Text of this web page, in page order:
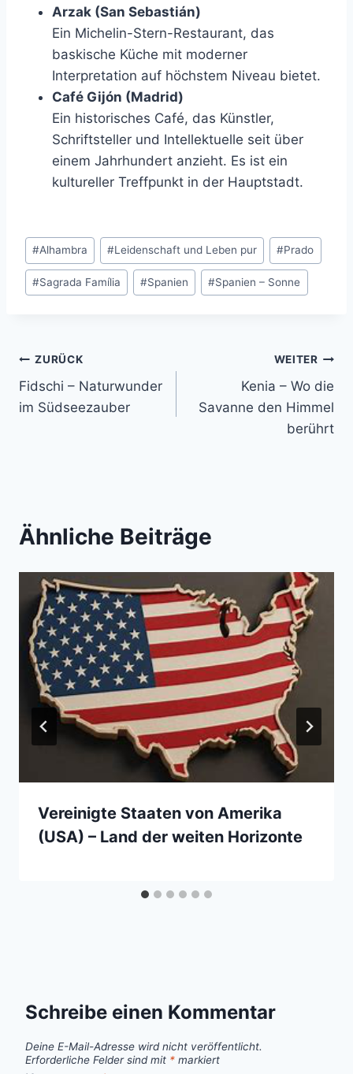
Arzak (San Sebastián)
Ein Michelin-Stern-Restaurant, das
baskische Küche mit moderner
Interpretation auf höchstem Niveau bietet.
Café Gijón (Madrid)
Ein historisches Café, das Künstler,
Schriftsteller und Intellektuelle seit über
einem Jahrhundert anzieht. Es ist ein
kultureller Treffpunkt in der Hauptstadt.
Schlagworte:
#Alhambra #Leidenschaft und Leben pur #Prado
#Sagrada Família #Spanien #Spanien – Sonne
Beitragsnavigation
ZURÜCK
Fidschi – Naturwunder
im Südseezauber
WEITER
Kenia – Wo die
Savanne den Himmel
berührt
Ähnliche Beiträge
Vereinigte Staaten von Amerika
(USA) – Land der weiten Horizonte
Schreibe einen Kommentar
Deine E-Mail-Adresse wird nicht veröffentlicht.
Erforderliche Felder sind mit * markiert